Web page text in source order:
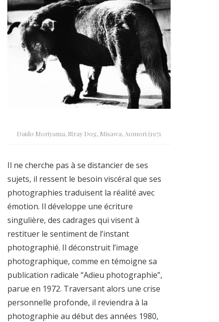
Daido Moriyama, Stray Dog, Misawa, Aomori (1971
Il ne cherche pas à se distancier de ses
sujets, il ressent le besoin viscéral que ses
photographies traduisent la réalité avec
émotion. Il développe une écriture
singulière, des cadrages qui visent à
restituer le sentiment de l’instant
photographié. Il déconstruit l’image
photographique, comme en témoigne sa
publication radicale “Adieu photographie”,
parue en 1972. Traversant alors une crise
personnelle profonde, il reviendra à la
photographie au début des années 1980,